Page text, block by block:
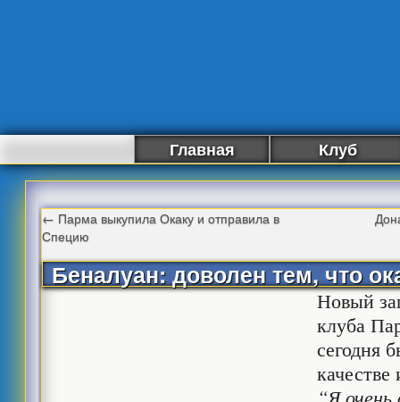
Главная Клуб
← Парма выкупила Окаку и отправила в
Специю
Беналуан: доволен тем, что
Новый
клуба
сегодня
“Я